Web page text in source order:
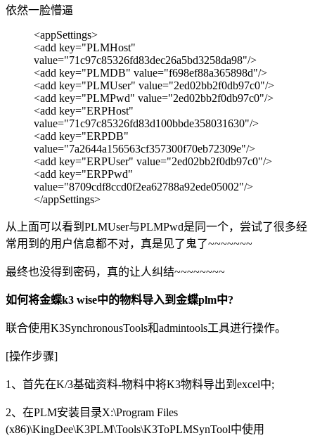
依然一脸懵逼
<appSettings>
<add key="PLMHost"
value="71c97c85326fd83dec26a5bd3258da98"/>
<add key="PLMDB" value="f698ef88a365898d"/>
<add key="PLMUser" value="2ed02bb2f0db97c0"/>
<add key="PLMPwd" value="2ed02bb2f0db97c0"/>
<add key="ERPHost"
value="71c97c85326fd83d100bbde358031630"/>
<add key="ERPDB"
value="7a2644a156563cf357300f70eb72309e"/>
<add key="ERPUser" value="2ed02bb2f0db97c0"/>
<add key="ERPPwd"
value="8709cdf8ccd0f2ea62788a92ede05002"/>
</appSettings>
从上面可以看到PLMUser与PLMPwd是同一个，尝试了很多经
常用到的用户信息都不对，真是见了鬼了~~~~~~~
最终也没得到密码，真的让人纠结~~~~~~~~
如何将金蝶k3 wise中的物料导入到金蝶plm中?
联合使用K3SynchronousTools和admintools工具进行操作。
[操作步骤]
1、首先在K/3基础资料-物料中将K3物料导出到excel中;
2、在PLM安装目录X:\Program Files
(x86)\KingDee\K3PLM\Tools\K3ToPLMSynTool中使用